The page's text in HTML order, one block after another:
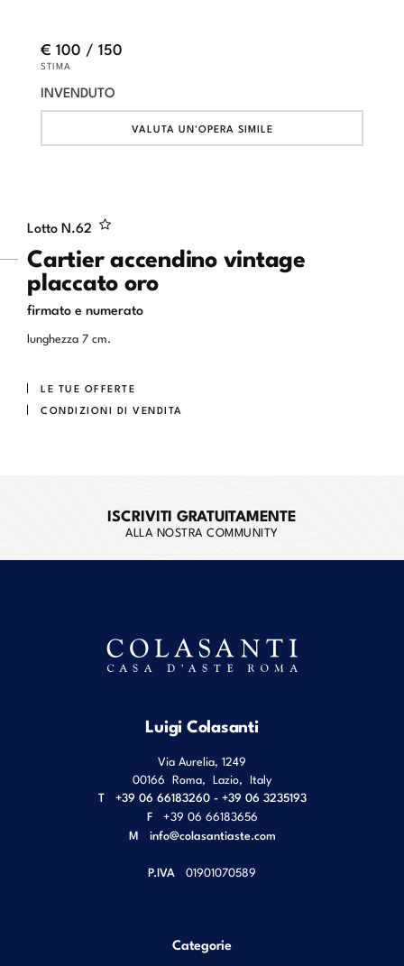
Lotto N.62
Cartier accendino vintage
placcato oro
firmato e numerato
lunghezza 7 cm.
LE TUE OFFERTE
CONDIZIONI DI VENDITA
€ 100 / 150
STIMA
INVENDUTO
VALUTA UN'OPERA SIMILE
ISCRIVITI GRATUITAMENTE
ALLA NOSTRA COMMUNITY
Luigi Colasanti
Via Aurelia, 1249
00166 Roma Lazio Italy
T
+39 06 66183260 - +39 06 3235193
F
+39 06 66183656
M info@colasantiaste.com
P.IVA 01901070589
Categorie